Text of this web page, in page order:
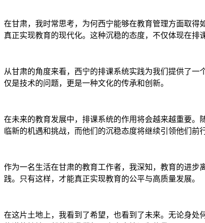
在甘肃，我时常思考，为何西宁能够在教育管理方面取
真正实现教育的现代化。这种沉稳的态度，不仅体现在排
从甘肃的角度来看，西宁的排课系统实践为我们提供了
仅是技术的问题，更是一种文化的传承和创新。
在未来的教育发展中，排课系统的作用将会越来越重要
临新的机遇和挑战，而他们的沉稳态度将继续引领他们前行
作为一名生活在甘肃的教育工作者，我深知，教育的进
践。只有这样，才能真正实现教育的公平与高质量发展。
在这片土地上，我看到了希望，也看到了未来。无论身